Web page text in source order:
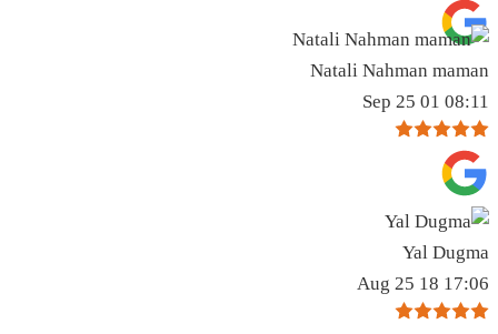
Natali Nahman maman
08:11 01 Sep 25
Yal Dugma
17:06 18 Aug 25